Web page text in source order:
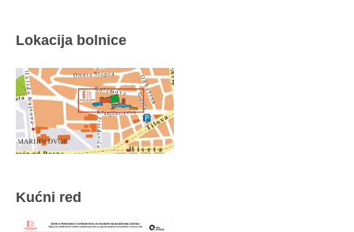
Lokacija bolnice
Kućni red